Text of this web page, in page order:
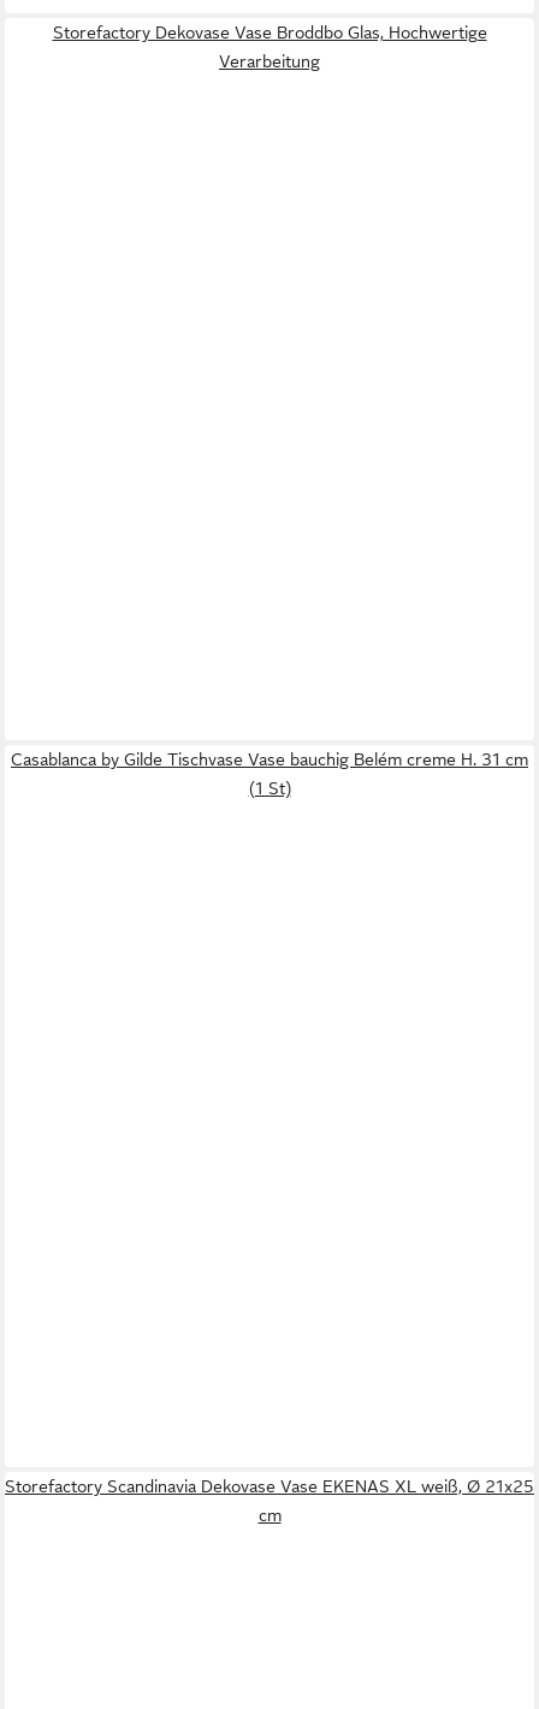
Storefactory Dekovase Vase Broddbo Glas, Hochwertige
Verarbeitung
Casablanca by Gilde Tischvase Vase bauchig Belém creme H. 31 cm
(1 St)
Storefactory Scandinavia Dekovase Vase EKENAS XL weiß, Ø 21x25
cm